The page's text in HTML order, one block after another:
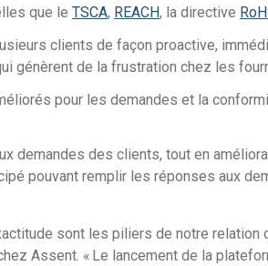
que leTSCA, REACH, la directive
clients de façon proactive,
génèrent de la frustration chez les
pour les demandes et la
demandes des clients, tout en
pouvant remplir les réponses aux
sont les piliers de notre relation
Assent. « Le lancement de la